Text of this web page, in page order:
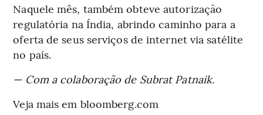
Naquele mês, também obteve autorização
regulatória na Índia, abrindo caminho para a
oferta de seus serviços de internet via satélite
no país.
— Com a colaboração de Subrat Patnaik.
Veja mais em bloomberg.com